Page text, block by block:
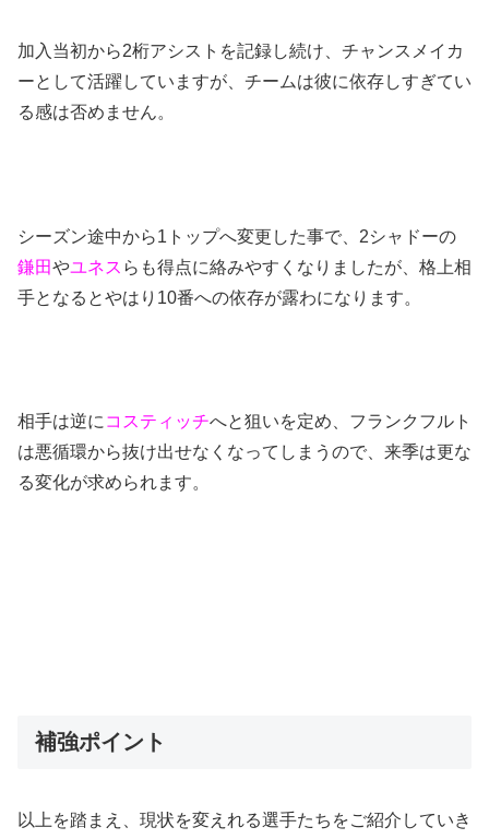
加入当初から2桁アシストを記録し続け、チャンスメイカ
ーとして活躍していますが、チームは彼に依存しすぎてい
る感は否めません。
シーズン途中から1トップへ変更した事で、2シャドーの
鎌田やユネス らも得点に絡みやすくなりましたが、格上相
手となるとやはり10番への依存が露わになります。
相手は逆に コスティッチへと狙いを定め、フランクフルト
は悪循環から抜け出せなくなってしまうので、来季は更な
る変化が求められます。
補強ポイント
以上を踏まえ、現状を変えれる選手たちをご紹介していき